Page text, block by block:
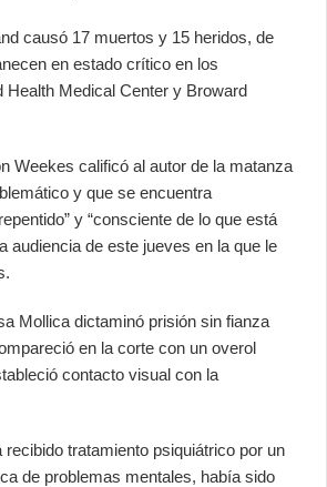
causó 17 muertos y 15 heridos, de
en estado crítico en los
Health Medical Center y Broward
Weekes calificó al autor de la matanza
y que se encuentra
y “consciente de lo que está
audiencia de este jueves en la que le
Mollica dictaminó prisión sin fianza
en la corte con un overol
contacto visual con la
recibido tratamiento psiquiátrico por un
de problemas mentales, había sido